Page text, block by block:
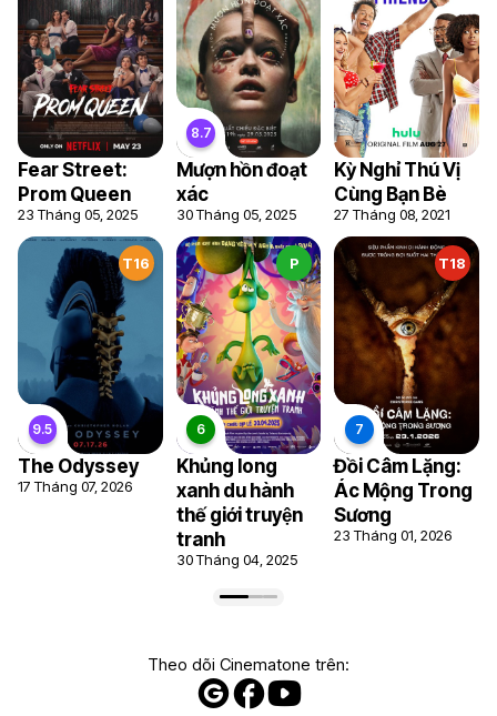
Fear Street:
Prom Queen
23 Tháng 05, 2025
Mượn hồn đoạt
xác
30 Tháng 05, 2025
Kỳ Nghỉ Thú Vị
Cùng Bạn Bè
27 Tháng 08, 2021
T16
The Odyssey
17 Tháng 07, 2026
P
Khủng long
xanh du hành
thế giới truyện
tranh
30 Tháng 04, 2025
T18
Đồi Câm Lặng:
Ác Mộng Trong
Sương
23 Tháng 01, 2026
Theo dõi Cinematone trên: